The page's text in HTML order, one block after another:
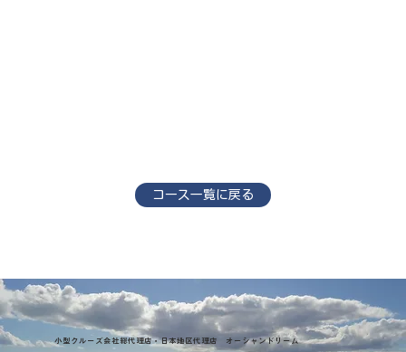
コース一覧に戻る
小型クルーズ会社総代理店・日本地区代理店 オーシャンドリーム